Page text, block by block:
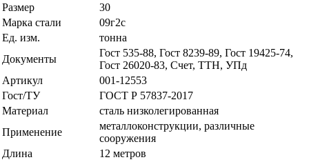
Размер
30
Марка стали
09г2с
Ед. изм.
тонна
Документы
Гост 535-88, Гост 8239-89, Гост 19425-74,
Гост 26020-83, Счет, ТТН, УПд
Артикул
001-12553
Гост/ТУ
ГОСТ Р 57837-2017
Материал
сталь низколегированная
Применение
металлоконструкции, различные
сооружения
Длина
12 метров